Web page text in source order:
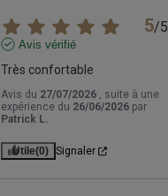
5/5
Avis vérifié
Très confortable
Avis du 27/07/2026 , suite à une
expérience du 26/06/2026 par
Patrick L.
Utile(0) Signaler